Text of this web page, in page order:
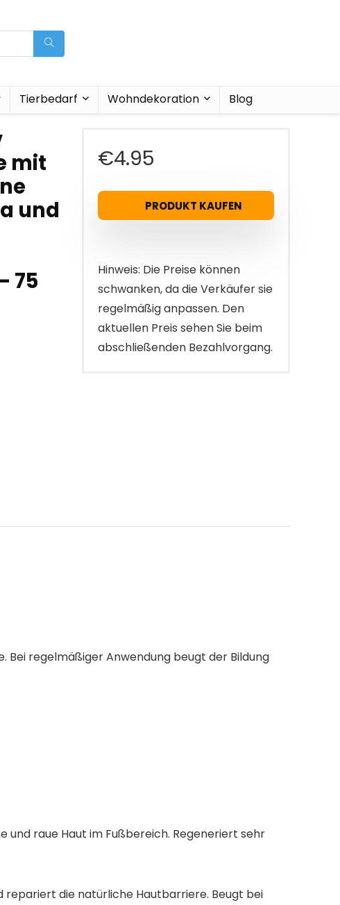
Tierbedarf Wohndekoration Blog
mit
und
75
€4.95
PRODUKT KAUFEN
Hinweis: Die Preise können
schwanken, da die Verkäufer sie
regelmäßig anpassen. Den
aktuellen Preis sehen Sie beim
abschließenden Bezahlvorgang.
regelmäßiger Anwendung beugt der Bildung
und raue Haut im Fußbereich. Regeneriert sehr
repariert die natürliche Hautbarriere. Beugt bei